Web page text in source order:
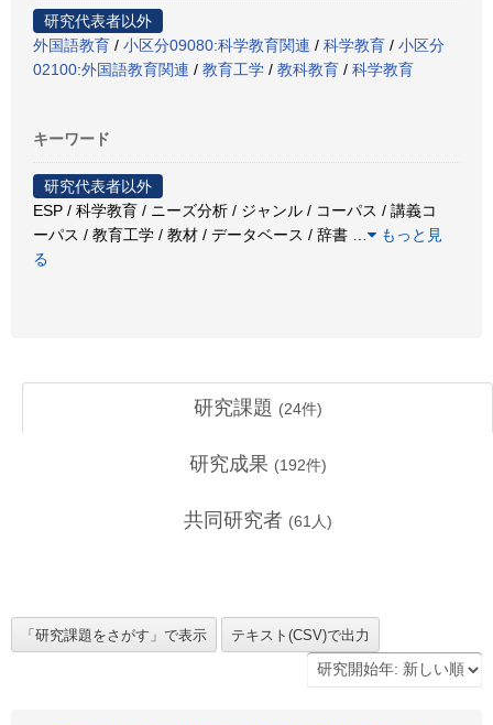
研究代表者以外
外国語教育 / 小区分09080:科学教育関連 / 科学教育 / 小区分
02100:外国語教育関連 / 教育工学 / 教科教育 / 科学教育
キーワード
研究代表者以外
ESP / 科学教育 / ニーズ分析 / ジャンル / コーパス / 講義コ
ーパス / 教育工学 / 教材 / データベース / 辞書
もっと見
る
研究課題 (24件)
研究成果 (192件)
共同研究者 (61 人)